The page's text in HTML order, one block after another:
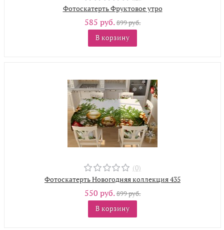
Фотоскатерть Фруктовое утро
585 руб.899 руб.
В корзину
(0)
Фотоскатерть Новогодняя коллекция 435
550 руб.899 руб.
В корзину